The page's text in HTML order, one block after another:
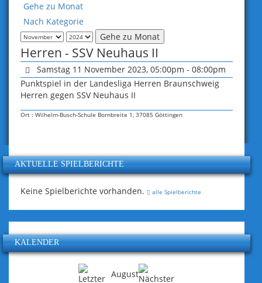
Gehe zu Monat
Nach Kategorie
Gehe zu Monat
Herren - SSV Neuhaus II
Samstag 11 November 2023, 05:00pm - 08:00pm
Punktspiel in der Landesliga Herren Braunschweig
Herren gegen SSV Neuhaus II
Ort Wilhelm-Busch-Schule Bornbreite 1, 37085 Göttingen
AKTUELLE SPIELBERICHTE
Keine Spielberichte vorhanden. alle Spielberichte
KALENDER
August